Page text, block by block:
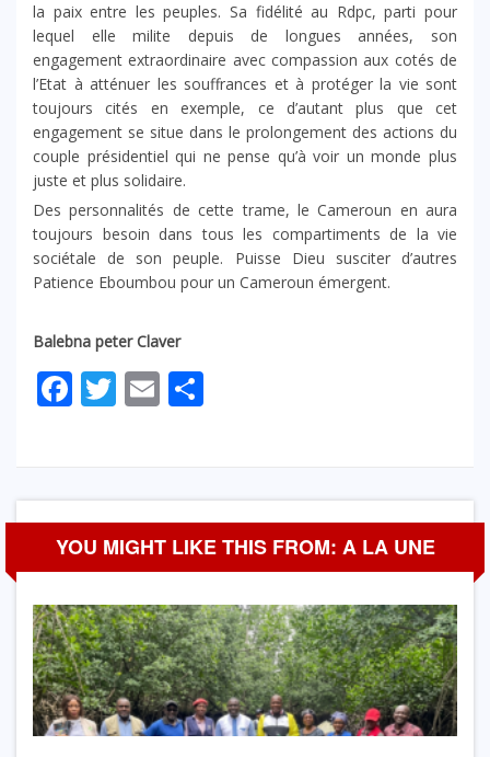
la paix entre les peuples. Sa fidélité au Rdpc, parti pour
lequel elle milite depuis de longues années, son
engagement extraordinaire avec compassion aux cotés de
l’Etat à atténuer les souffrances et à protéger la vie sont
toujours cités en exemple, ce d’autant plus que cet
engagement se situe dans le prolongement des actions du
couple présidentiel qui ne pense qu’à voir un monde plus
juste et plus solidaire.
Des personnalités de cette trame, le Cameroun en aura
toujours besoin dans tous les compartiments de la vie
sociétale de son peuple. Puisse Dieu susciter d’autres
Patience Eboumbou pour un Cameroun émergent.
Balebna peter Claver
Facebook
Twitter
Email
YOU MIGHT LIKE THIS FROM: A LA UNE